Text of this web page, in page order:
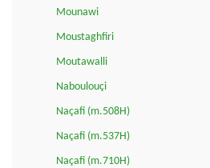
Mounawi
Moustaghfiri
Moutawalli
Naboulouçi
Naçafi (m.508H)
Naçafi (m.537H)
Naçafi (m.710H)